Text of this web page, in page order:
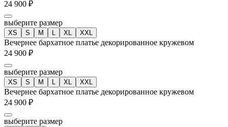
24 900 ₽
выберите размер
XS S M L XL XXL
Вечернее бархатное платье декорированное кружевом
24 900 ₽
выберите размер
XS S M L XL XXL
Вечернее бархатное платье декорированное кружевом
24 900 ₽
выберите размер